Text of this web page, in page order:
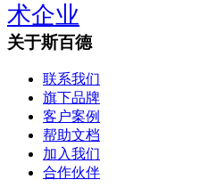
术企业
关于斯百德
联系我们
旗下品牌
客户案例
帮助文档
加入我们
合作伙伴